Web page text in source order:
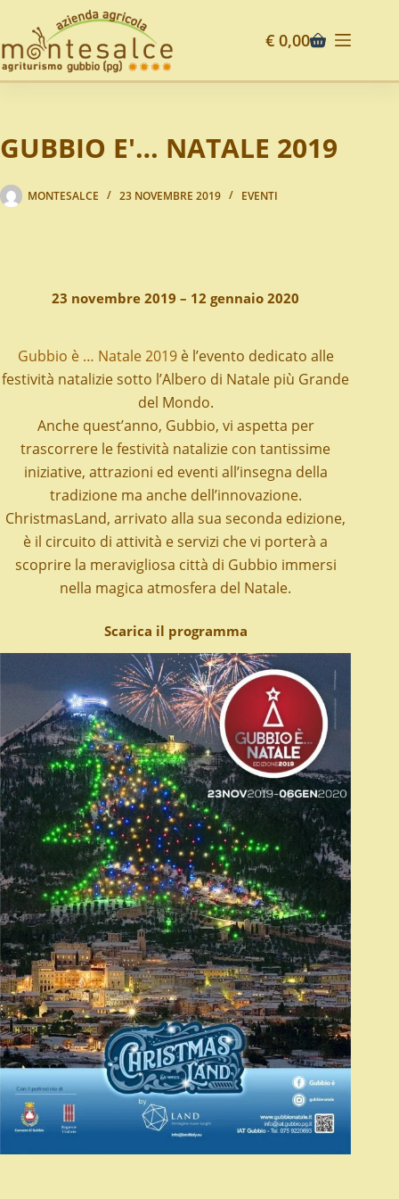
€ 0,00
GUBBIO E'… NATALE 2019
MONTESALCE 23 NOVEMBRE 2019 EVENTI
23 novembre 2019 – 12 gennaio 2020
Gubbio è … Natale 2019 è l’evento dedicato alle
festività natalizie sotto l’Albero di Natale più Grande
del Mondo.
Anche quest’anno, Gubbio, vi aspetta per
trascorrere le festività natalizie con tantissime
iniziative, attrazioni ed eventi all’insegna della
tradizione ma anche dell’innovazione.
ChristmasLand, arrivato alla sua seconda edizione,
è il circuito di attività e servizi che vi porterà a
scoprire la meravigliosa città di Gubbio immersi
nella magica atmosfera del Natale.
Scarica il programma